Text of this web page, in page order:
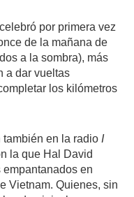
por primera vez
de la mañana de
a la sombra), más
a dar vueltas
los kilómetros
en la radio I
la que Hal David
en
Vietnam. Quienes, sin